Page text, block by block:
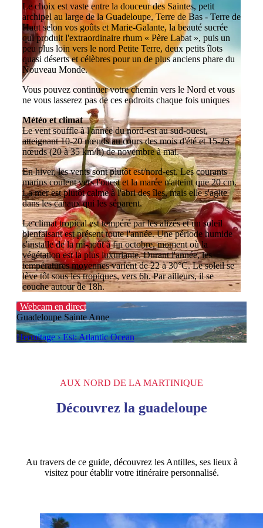
Le choix est vaste entre la douceur des Saintes, petit
archipel au large de la Guadeloupe, Terre de Bas - Terre de
Haut selon vos goûts et Marie-Galante, la beauté sucrée
qui produit l'extraordinaire rhum « Père Labat », puis un
peu plus loin vers le nord Petite Terre, deux petits îlots
quasi déserts et célèbres pour un de plus anciens phare du
Nouveau Monde.
Vous pouvez continuer votre chemin vers le Nord et vous
ne vous lasserez pas de ces endroits chaque fois uniques
Météo et climat
Le vent souffle à l'année du nord-est au sud-ouest,
atteignant 10-20 nœuds au cours des mois d'été et 15-25
nœuds (20 à 35 km/h) de novembre à mai.
En hiver, les vents sont plutôt est/nord-est. Les courants
marins coulent vers l'ouest et la marée n'atteint que 20 cm.
La mer est plutôt calme à l'abri des îles, mais elle s'agite
dans les canaux qui les séparent.
Le climat tropical est tempéré par les alizés et un soleil
bienfaisant est présent toute l'année. Une période humide
s'installe de la mi-août à fin octobre, moment où la
végétation est la plus luxuriante. Durant l'année, les
températures moyennes varient de 22 à 30°C. Le soleil se
lève tôt sous les tropiques, vers 6h. Par ailleurs, il se
couche autour de 18h.
Webcam en direct
Guadeloupe Sainte Anne
Hermitage › Est: Atlantic Ocean
AUX NORD DE LA MARTINIQUE
Découvrez la guadeloupe
Au travers de ce guide, découvrez les Antilles, ses lieux à
visitez pour établir votre itinéraire personnalisé.